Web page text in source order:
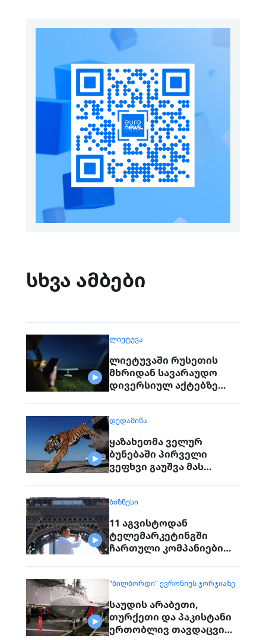
სხვა ამბები
ᲚᲘᲔᲢᲣᲕᲐ
ლიეტუვაში რუსეთის
მხრიდან სავარაუდო
დივერსიულ აქტებზე
ᲓᲔᲓᲐᲛᲘᲬᲐ
ყაზახეთმა ველურ
ბუნებაში პირველი
ვეფხვი გაუშვა მას
გაქრა თურანული ვეფხვი
ᲑᲘᲖᲜᲔᲡᲘ
11 აგვისტოდან
ტელემარკეტინგში
ჩართული კომპანიები
მოქალაქეებს
"ᲑᲘᲚᲑᲝᲠᲓᲘ" ᲔᲕᲠᲝᲜᲘᲣᲡ ᲯᲝᲠᲯᲘᲐᲖᲔ
საუდის არაბეთი,
თურქეთი და პაკისტანი
ერთობლივ თავდაცვით